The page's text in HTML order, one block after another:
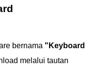
bernama "Keyboard
melalui tautan